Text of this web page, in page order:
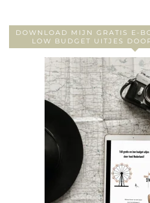
DOWNLOAD MIJN GRATIS E-
LOW BUDGET UITJES